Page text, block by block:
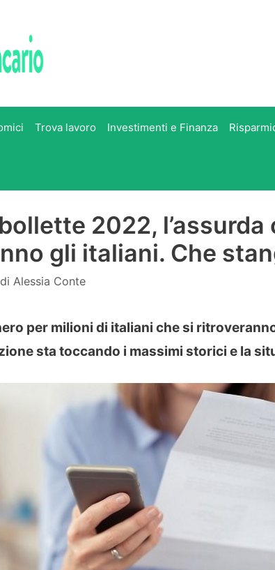
Trova lavoro Investimenti e Finanza
2022,
gli italiani. Che
di Alessia Conte
per milioni di italiani che si
sta toccando i massimi storici e la